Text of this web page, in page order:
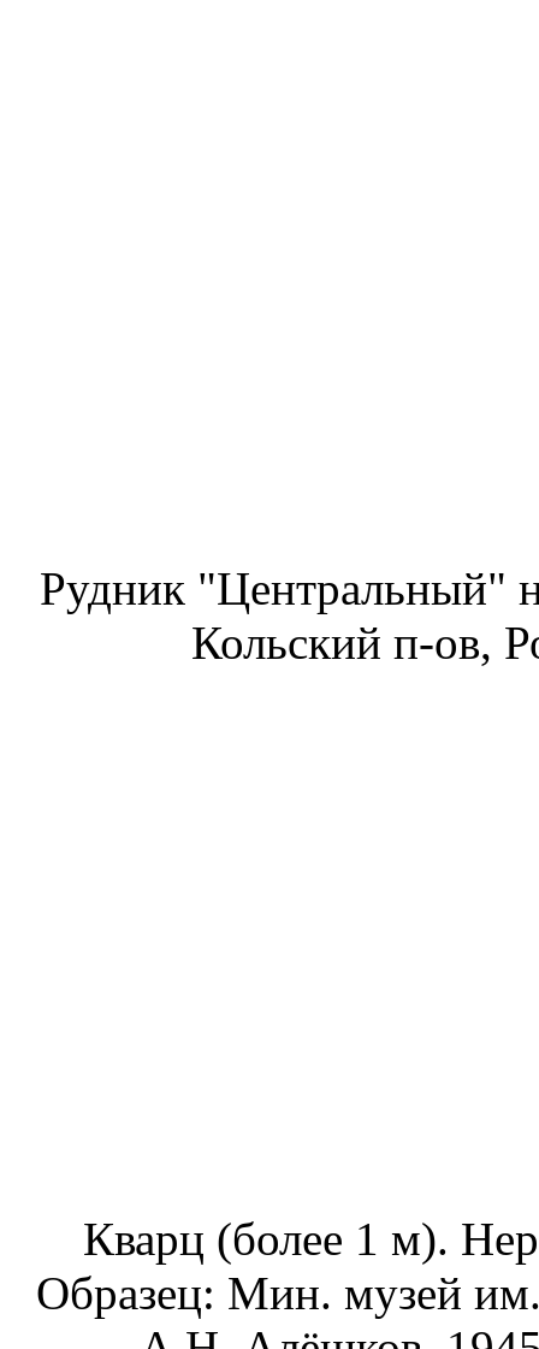
Рудник "Центральный"
Кольский п-ов,
Кварц (более 1 м).
Образец: Мин. музей